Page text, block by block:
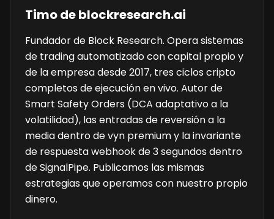
Timo de blockresearch.ai
Fundador de Block Research. Opera sistemas
de trading automatizado con capital propio y
de la empresa desde 2017, tres ciclos cripto
completos de ejecución en vivo. Autor de
Smart Safety Orders (DCA adaptativo a la
volatilidad), las entradas de reversión a la
media dentro de vyn premium y la invariante
de respuesta webhook de 3 segundos dentro
de SignalPipe. Publicamos las mismas
estrategias que operamos con nuestro propio
dinero.